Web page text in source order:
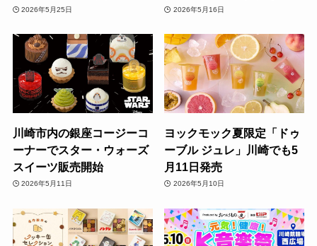
2026年5月25日 2026年5月16日
川崎市内の銀座コージーコ
ーナーでスター・ウォーズ
スイーツ販売開始
2026年5月11日
ヨックモック夏限定「ドゥ
ーブル ジュレ」川崎でも5
月11日発売
2026年5月10日